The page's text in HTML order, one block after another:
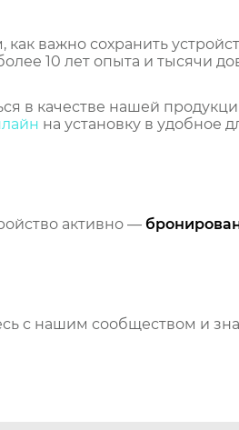
важно сохранить
10 лет опыта и тысячи
в качестве нашей
на установку в удобное
активно —
с нашим сообществом и